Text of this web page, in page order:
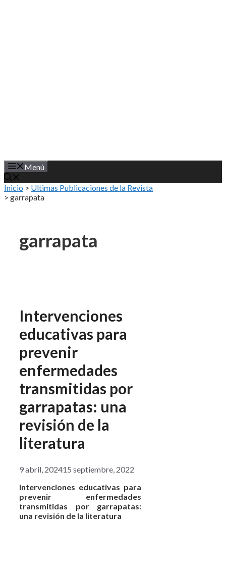
Menú
Inicio > Ultimas Publicaciones de la Revista
> garrapata
garrapata
Intervenciones
educativas para
prevenir
enfermedades
transmitidas por
garrapatas: una
revisión de la
literatura
9 abril, 202415 septiembre, 2022
Intervenciones educativas para
prevenir enfermedades
transmitidas por garrapatas:
una revisión de la literatura